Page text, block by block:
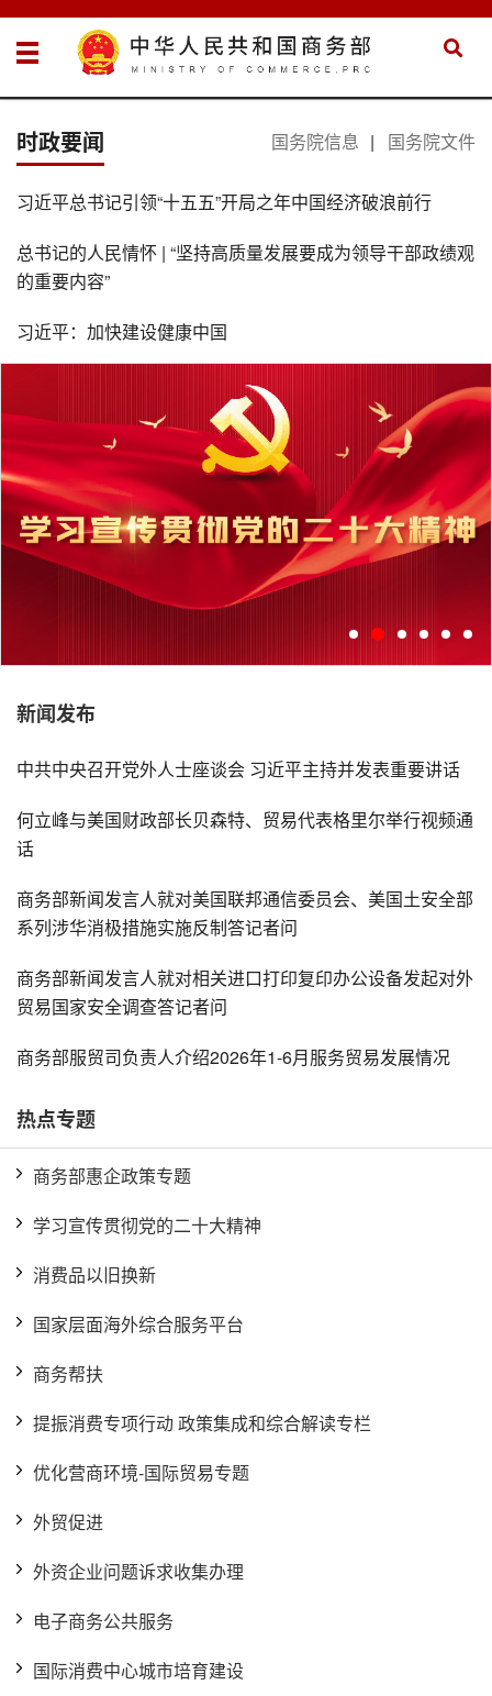
时政要闻 国务院信息 | 国务院文件
习近平总书记引领“十五五”开局之年中国经济破浪前行
总书记的人民情怀 | “坚持高质量发展要成为领导干部政绩观
的重要内容”
习近平：加快建设健康中国
学习宣传贯彻党的二十大精神
新闻发布
中共中央召开党外人士座谈会 习近平主持并发表重要讲话
何立峰与美国财政部长贝森特、贸易代表格里尔举行视频通
话
商务部新闻发言人就对美国联邦通信委员会、美国土安全部
系列涉华消极措施实施反制答记者问
商务部新闻发言人就对相关进口打印复印办公设备发起对外
贸易国家安全调查答记者问
商务部服贸司负责人介绍2026年1-6月服务贸易发展情况
热点专题
商务部惠企政策专题
学习宣传贯彻党的二十大精神
消费品以旧换新
国家层面海外综合服务平台
商务帮扶
提振消费专项行动 政策集成和综合解读专栏
优化营商环境-国际贸易专题
外贸促进
外资企业问题诉求收集办理
电子商务公共服务
国际消费中心城市培育建设